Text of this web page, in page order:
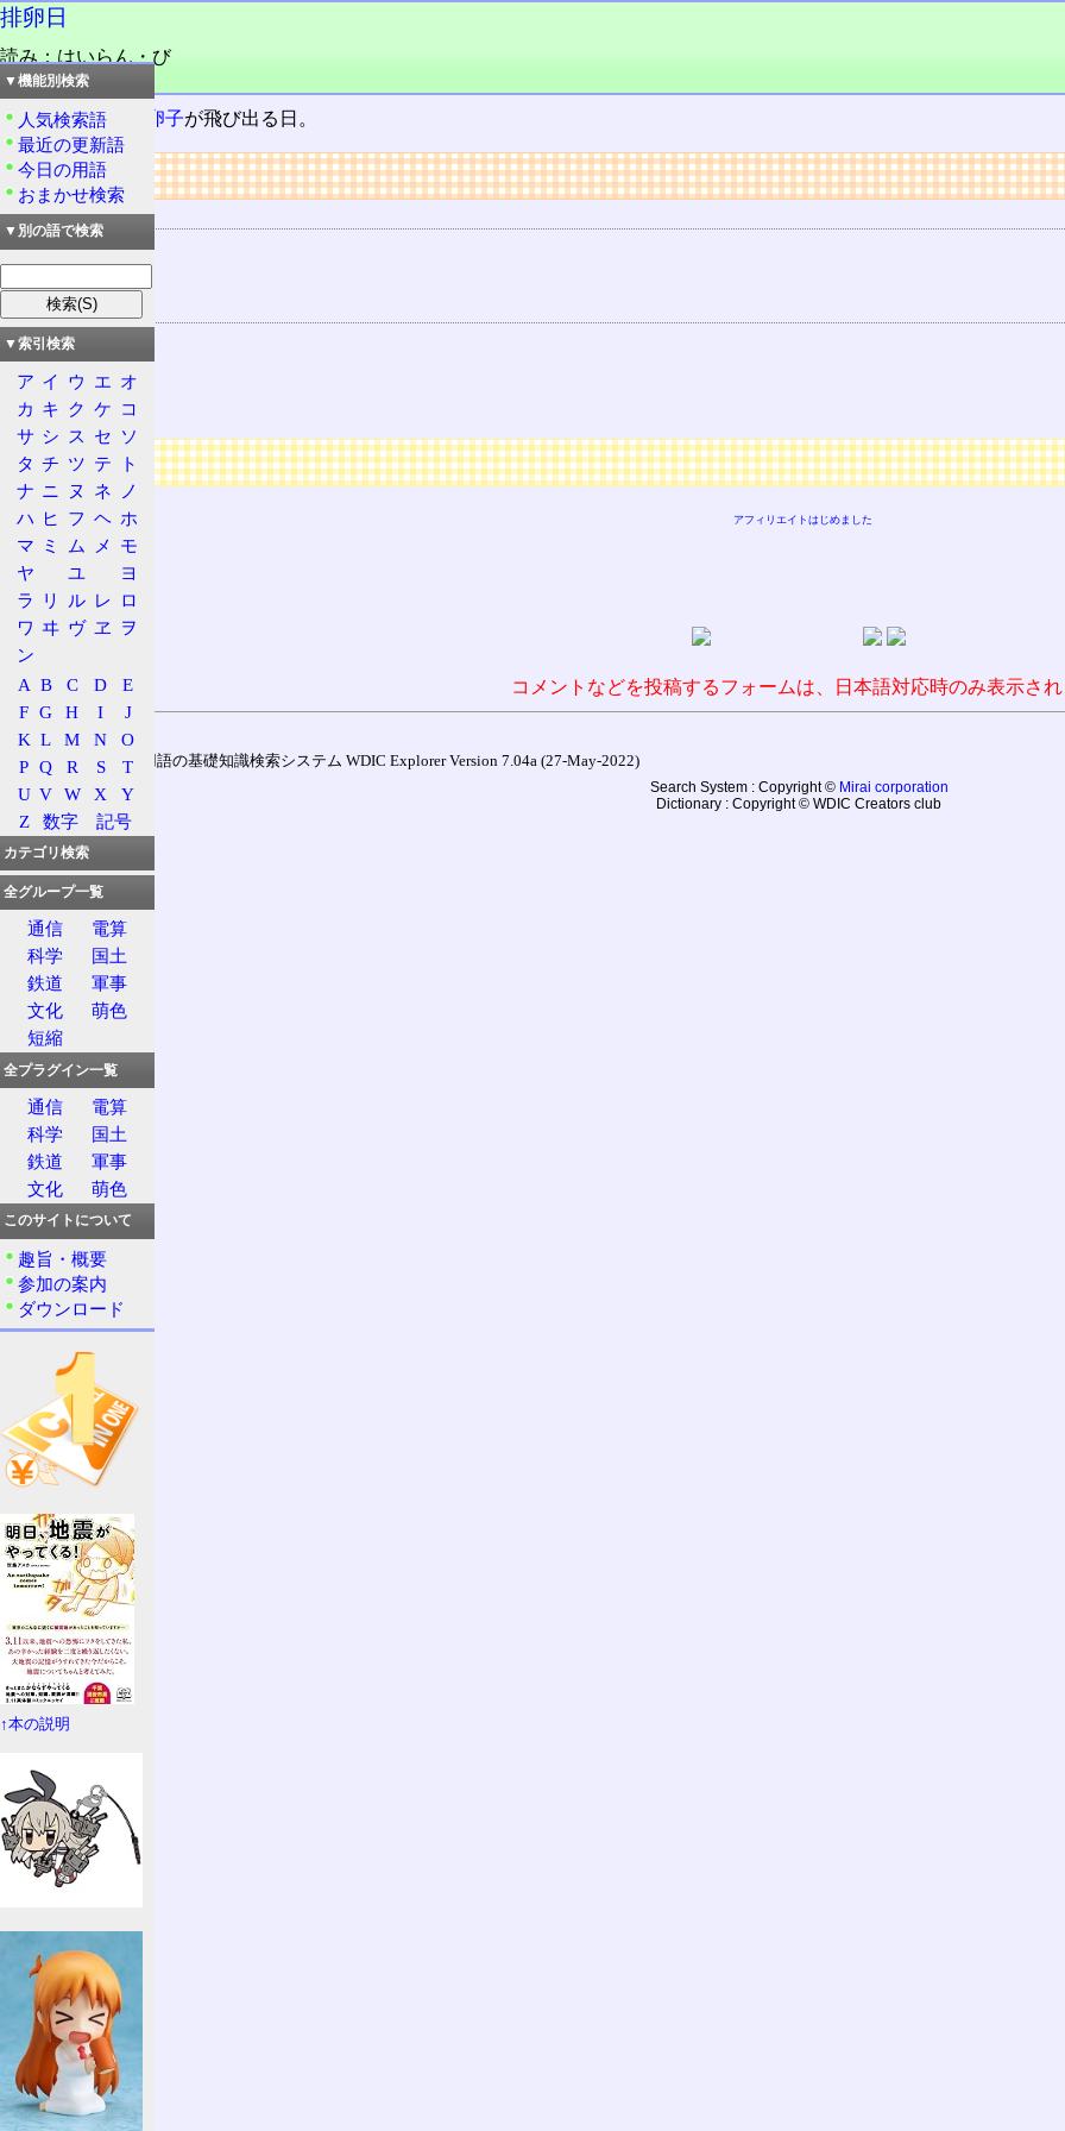
排卵日
読み：はいらん・び
品詞：名詞
卵巣から卵管 卵子が飛び出る日。
リンク
関連する器官
卵巣
関連する用語
排卵
卵子
オギノ式
広告
アフィリエイトはじめました
コメントなどを投稿するフォームは、日本語対応時のみ表示さ
通信用語の基礎知識検索システム WDIC Explorer Version 7.04a (27-May-2022)
Search System : Copyright © Mirai corporation
Dictionary : Copyright © WDIC Creators club
▼機能別検索
人気検索語
最近の更新語
今日の用語
おまかせ検索
▼別の語で検索
▼索引検索
ア イ ウ エ オ
カ キ ク ケ コ
サ シ ス セ ソ
タ チ ツ テ
ト
ナ ニ ヌ ネ
ノ
ハ ヒ フ ヘ ホ
マ ミ ム メ
モ
ヤ
ユ
ヨ
ラ
リ ル レ ロ
ワ ヰ ヴ ヱ
ヲ
ン
A B C D
E
F G H I
J
K L M N
O
P Q R S
T
U V W X
Y
Z
数字 記号
カテゴリ検索
全グループ一覧
通信
電算
科学
国土
鉄道
軍事
文化
萌色
短縮
全プラグイン一覧
通信
電算
科学
国土
鉄道
軍事
文化
萌色
このサイトについて
趣旨・概要
参加の案内
ダウンロード
↑本の説明